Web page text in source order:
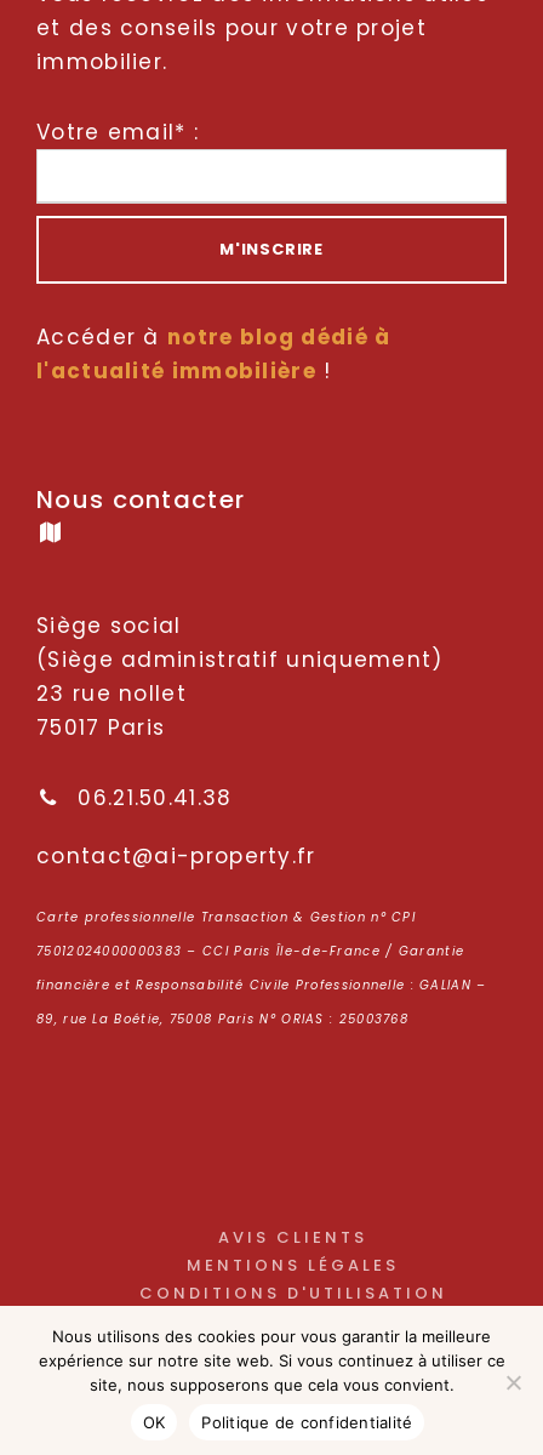
et des conseils pour votre projet
immobilier.
Votre email* :
Accéder à notre blog dédié à
l'actualité immobilière !
Nous contacter
Siège social
(Siège administratif uniquement)
23 rue nollet
75017 Paris
06.21.50.41.38
rf.yt
repor
p-ia@
tcatn
oc
Carte professionnelle Transaction & Gestion n° CPI
75012024000000383 – CCI Paris Île-de-France / Garantie
financière et Responsabilité Civile Professionnelle : GALIAN –
89, rue La Boétie, 75008 Paris N° ORIAS : 25003768
AVIS CLIENTS
MENTIONS LÉGALES
CONDITIONS D'UTILISATION
NOS HONORAIRES
Nous utilisons des cookies pour vous garantir la meilleure
expérience sur notre site web. Si vous continuez à utiliser ce
site, nous supposerons que cela vous convient.
OK
Politique de confidentialité